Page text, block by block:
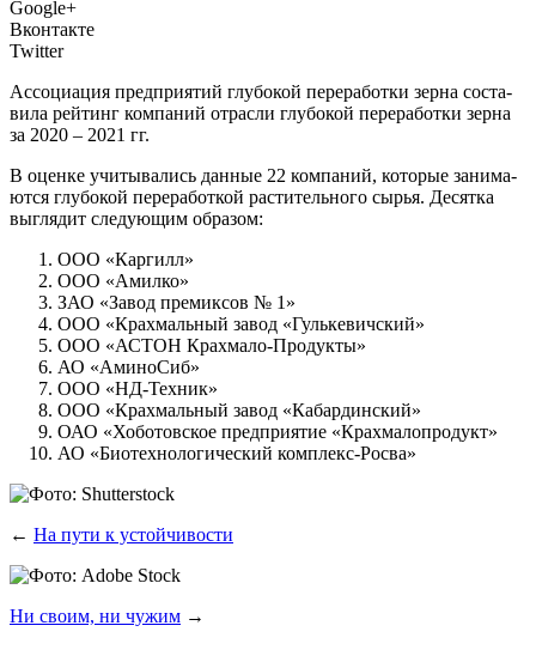
Google+
Вконтакте
Twitter
Ассо­ци­а­ция пред­при­я­тий глу­бо­кой пере­ра­бот­ки зер­на соста­
ви­ла рей­тинг ком­па­ний отрас­ли глу­бо­кой пере­ра­бот­ки зер­на
за 2020 – 2021 гг.
В оцен­ке учи­ты­ва­лись дан­ные 22 ком­па­ний, кото­рые зани­ма­
ют­ся глу­бо­кой пере­ра­бот­кой рас­ти­тель­но­го сырья. Десят­ка
выгля­дит сле­ду­ю­щим образом:
ООО «Кар­гилл»
ООО «Амил­ко»
ЗАО «Завод пре­ми­к­сов № 1»
ООО «Крах­маль­ный завод «Гуль­ке­вич­ский»
ООО «АСТОН Крахмало‑Продукты»
АО «Ами­но­Сиб»
ООО «НД‑Техник»
ООО «Крах­маль­ный завод «Кабар­дин­ский»
ОАО «Хобо­тов­ское пред­при­я­тие «Крах­ма­ло­про­дукт»
АО «Био­тех­но­ло­ги­че­ский комплекс‑Росва»
← На пути к устойчивости
Ни своим, ни чужим →